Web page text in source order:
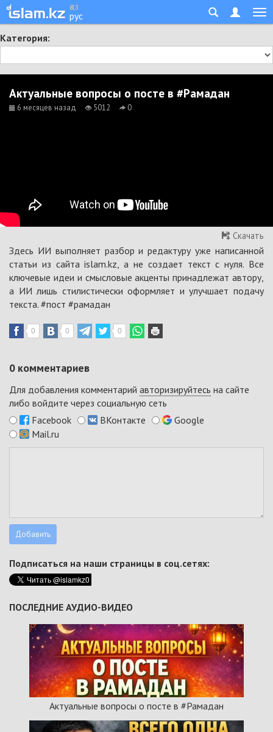
қаз
рус
Категория:
Актуальные вопросы о посте в #Рамадан
6 месяцев назад 5012 0
Скачать
Здесь ИИ выполняет разбор и редактуру уже написанной
статьи из сайта islam.kz, а не создает текст с нуля. Все
ключевые идеи и смысловые акценты принадлежат автору,
а ИИ лишь стилистически оформляет и улучшает подачу
текста. #пост #рамадан
0 0 0
0 комментариев
Для добавления комментарий авторизируйтесь на сайте
либо войдите через социальную сеть
Facebook
ВКонтакте
Google
Mail.ru
Подписаться на наши страницы в соц.сетях:
ПОСЛЕДНИЕ АУДИО-ВИДЕО
Актуальные вопросы о посте в #Рамадан